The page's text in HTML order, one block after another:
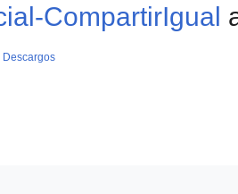
CompartirIgual
Descargos